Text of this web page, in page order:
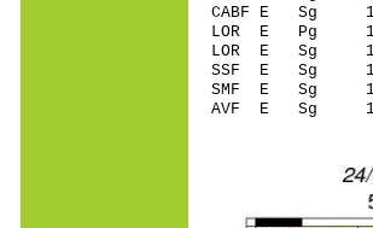
CABF E Sg
LOR E Pg
LOR E Sg
SSF E Sg
SMF E Sg
AVF E Sg